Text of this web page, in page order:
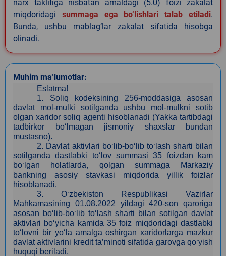
narx taklifiga nisbatan amaldagi (5.0) foizi zakalat
miqdoridagi summaga ega bo‘lishlari talab etiladi.
Bunda, ushbu mablag‘lar zakalat sifatida hisobga
olinadi.
Muhim ma’lumotlar:
Eslatma!
1. Soliq kodeksining 256-moddasiga asosan
davlat mol-mulki sotilganda ushbu mol-mulkni sotib
olgan xaridor soliq agenti hisoblanadi (Yakka tartibdagi
tadbirkor bo‘lmagan jismoniy shaxslar bundan
mustasno).
2. Davlat aktivlari bo‘lib-bo‘lib to‘lash sharti bilan
sotilganda dastlabki to‘lov summasi 35 foizdan kam
bo‘lgan holatlarda, qolgan summaga Markaziy
bankning asosiy stavkasi miqdorida yillik foizlar
hisoblanadi.
3. O‘zbekiston Respublikasi Vazirlar
Mahkamasining 01.08.2022 yildagi 420-son qaroriga
asosan bo‘lib-bo‘lib to‘lash sharti bilan sotilgan davlat
aktivlari bo‘yicha kamida 35 foiz miqdoridagi dastlabki
to‘lovni bir yo‘la amalga oshirgan xaridorlarga mazkur
davlat aktivlarini kredit ta’minoti sifatida garovga qo‘yish
huquqi beriladi.